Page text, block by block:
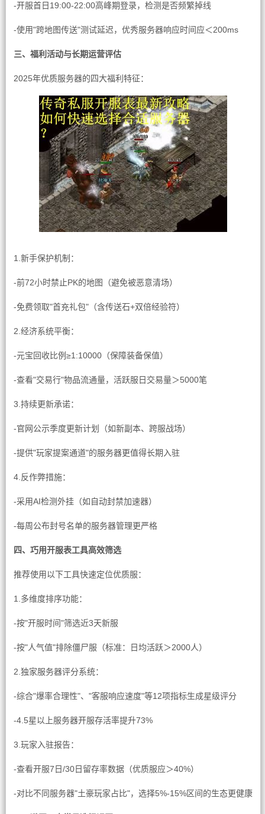
-开服首日19:00-22:00高峰期登录，检测是否频繁掉线
-使用"跨地图传送"测试延迟，优秀服务器响应时间应＜200ms
三、福利活动与长期运营评估
2025年优质服务器的四大福利特征：
1.新手保护机制：
-前72小时禁止PK的地图（避免被恶意清场）
-免费领取"首充礼包"（含传送石+双倍经验符）
2.经济系统平衡：
-元宝回收比例≥1:10000（保障装备保值）
-查看"交易行"物品流通量，活跃服日交易量＞5000笔
3.持续更新承诺：
-官网公示季度更新计划（如新副本、跨服战场）
-提供"玩家提案通道"的服务器更值得长期入驻
4.反作弊措施：
-采用AI检测外挂（如自动封禁加速器）
-每周公布封号名单的服务器管理更严格
四、巧用开服表工具高效筛选
推荐使用以下工具快速定位优质服：
1.多维度排序功能：
-按"开服时间"筛选近3天新服
-按"人气值"排除僵尸服（标准：日均活跃＞2000人）
2.独家服务器评分系统：
-综合"爆率合理性"、"客服响应速度"等12项指标生成星级评分
-4.5星以上服务器开服存活率提升73%
3.玩家入驻报告：
-查看开服7日/30日留存率数据（优质服应＞40%）
-对比不同服务器"土豪玩家占比"，选择5%-15%区间的生态更健康